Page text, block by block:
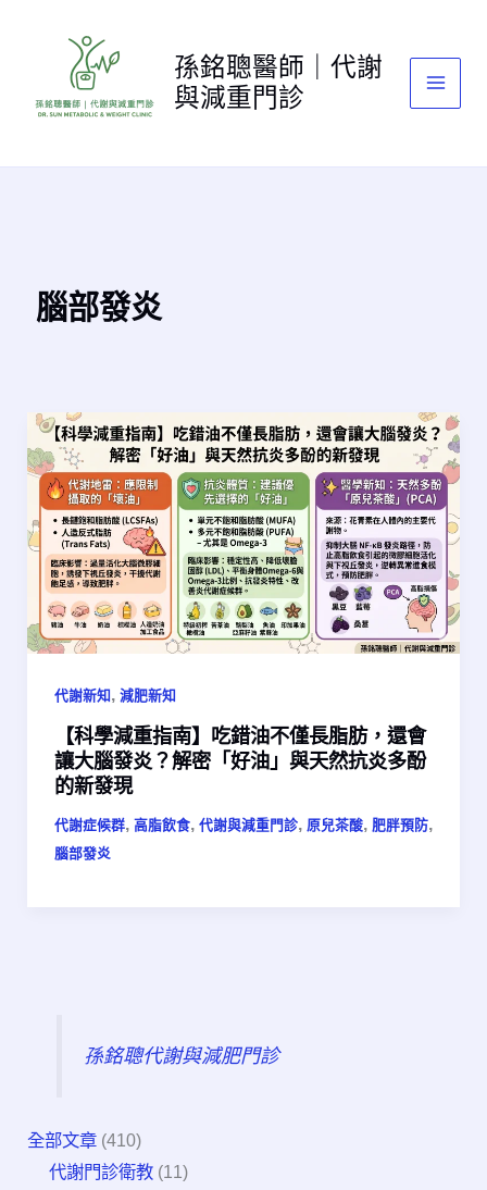
孫銘聰醫師｜代謝
與減重門診
腦部發炎
代謝新知, 減肥新知
【科學減重指南】吃錯油不僅長脂肪，還會
讓大腦發炎？解密「好油」與天然抗炎多酚
的新發現
代謝症候群, 高脂飲食, 代謝與減重門診, 原兒茶酸, 肥胖預防,
腦部發炎
孫銘聰代謝與減肥門診
全部文章 (410)
代謝門診衛教 (11)